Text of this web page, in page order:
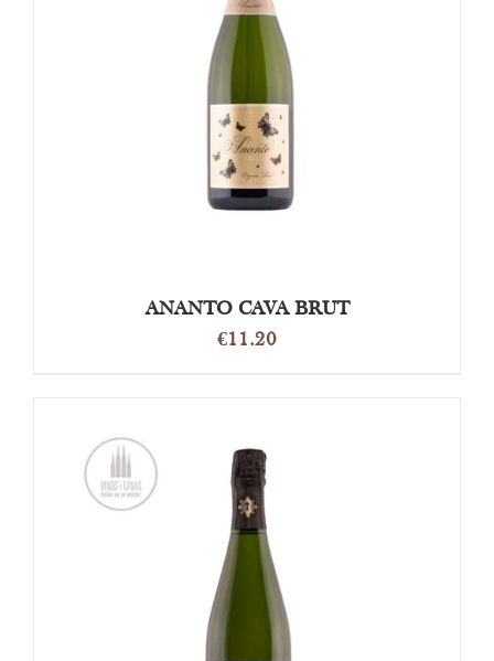
TOEVOEGEN AAN WINKELWAGEN
ANANTO CAVA BRUT
€11.20
TOEVOEGEN AAN WINKELWAGEN